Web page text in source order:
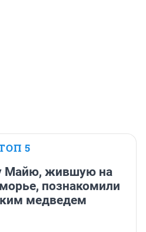
5
Майю, жившую на
познакомили
медведем